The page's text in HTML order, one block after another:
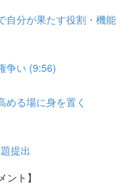
分が果たす役割・機能
争い (9:56)
る場に身を置く
提出
ト】